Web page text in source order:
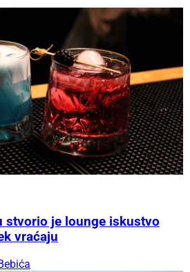
stvorio je lounge iskustvo
vraćaju